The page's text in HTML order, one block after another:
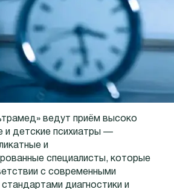
ведут приём высоко
и детские психиатры —
и
специалисты, которые
с современными
диагностики и